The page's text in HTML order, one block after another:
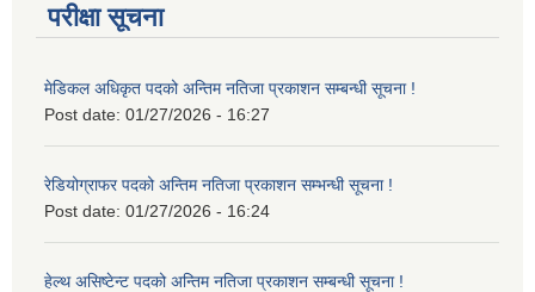
परीक्षा सूचना
मेडिकल अधिकृत पदको अन्तिम नतिजा प्रकाशन सम्बन्धी सूचना !
Post date: 01/27/2026 - 16:27
रेडियोग्राफर पदको अन्तिम नतिजा प्रकाशन सम्भन्धी सूचना !
Post date: 01/27/2026 - 16:24
हेल्थ असिष्टेन्ट पदको अन्तिम नतिजा प्रकाशन सम्बन्धी सूचना !